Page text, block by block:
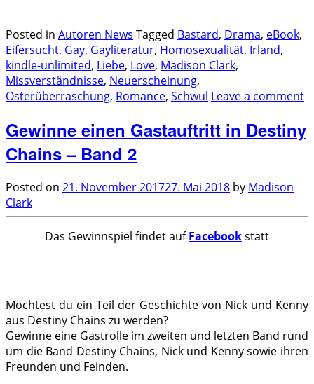
Posted in Autoren News Tagged Bastard, Drama, eBook,
Eifersucht, Gay, Gayliteratur, Homosexualität, Irland,
kindle-unlimited, Liebe, Love, Madison Clark,
Missverständnisse, Neuerscheinung,
Osterüberraschung, Romance, Schwul Leave a comment
Gewinne einen Gastauftritt in Destiny
Chains – Band 2
Posted on 21. November 201727. Mai 2018 by Madison
Clark
Das Gewinnspiel findet aufFacebookstatt
Möchtest du ein Teil der Geschichte von Nick und Kenny
aus Destiny Chains zu werden?
Gewinne eine Gastrolle im zweiten und letzten Band rund
um die Band Destiny Chains, Nick und Kenny sowie ihren
Freunden und Feinden.